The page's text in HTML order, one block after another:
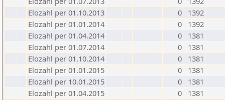
Elozahl per 01.10.2013
0
1392
Elozahl per 01.01.2014
0
1392
Elozahl per 01.04.2014
0
1381
Elozahl per 01.07.2014
0
1381
Elozahl per 01.10.2014
0
1381
Elozahl per 01.01.2015
0
1381
Elozahl per 10.01.2015
0
1381
Elozahl per 01.04.2015
0
1381